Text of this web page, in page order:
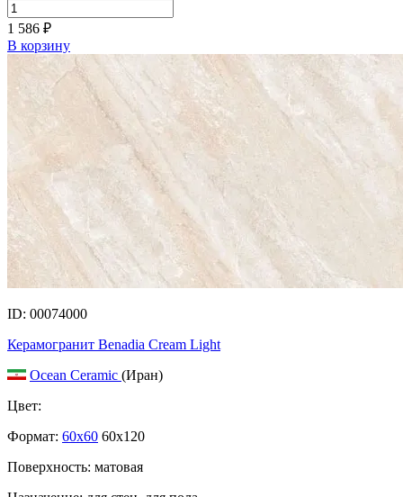
1 586 ₽
В корзину
ID: 00074000
Керамогранит Benadia Cream Light
Ocean Ceramic (Иран)
Цвет:
Формат: 60x60 60x120
Поверхность: матовая